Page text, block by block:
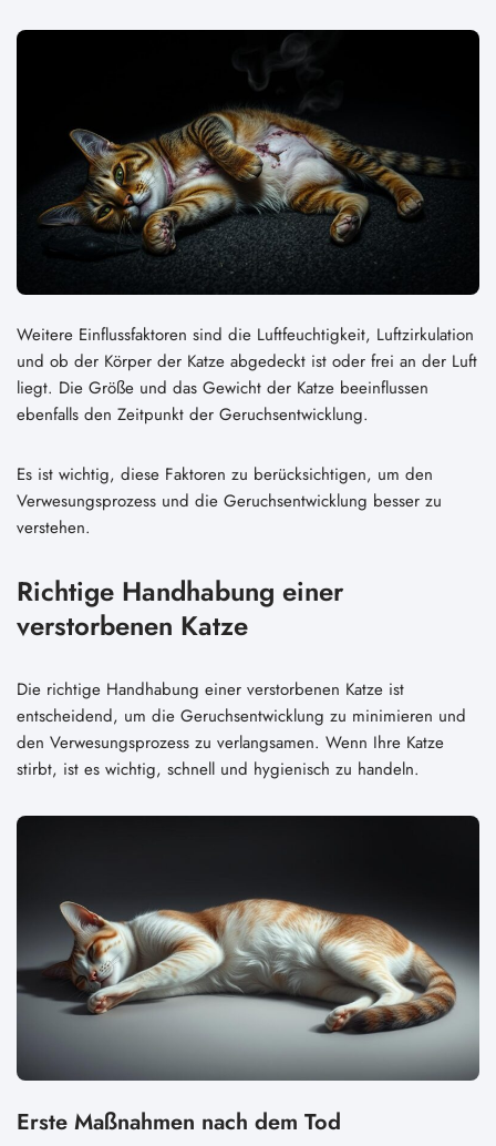
Weitere Einflussfaktoren sind die Luftfeuchtigkeit, Luftzirkulation
und ob der Körper der Katze abgedeckt ist oder frei an der Luft
liegt. Die Größe und das Gewicht der Katze beeinflussen
ebenfalls den Zeitpunkt der Geruchsentwicklung.
Es ist wichtig, diese Faktoren zu berücksichtigen, um den
Verwesungsprozess und die Geruchsentwicklung besser zu
verstehen.
Richtige Handhabung einer
verstorbenen Katze
Die richtige Handhabung einer verstorbenen Katze ist
entscheidend, um die Geruchsentwicklung zu minimieren und
den Verwesungsprozess zu verlangsamen. Wenn Ihre Katze
stirbt, ist es wichtig, schnell und hygienisch zu handeln.
Erste Maßnahmen nach dem Tod